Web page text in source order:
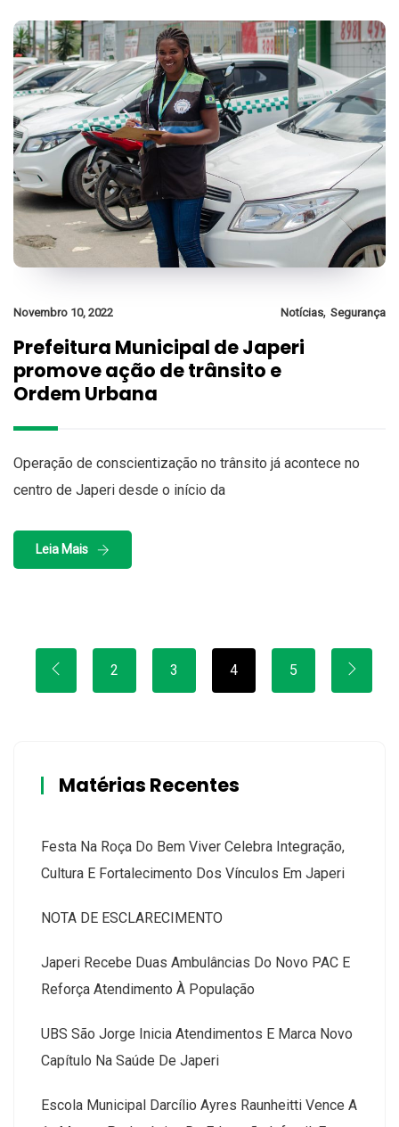
Novembro 10, 2022 Notícias, Segurança
Prefeitura Municipal de Japeri
promove ação de trânsito e
Ordem Urbana
Operação de conscientização no trânsito já acontece no
centro de Japeri desde o início da
Leia Mais
2 3 4 5
Matérias Recentes
Festa Na Roça Do Bem Viver Celebra Integração,
Cultura E Fortalecimento Dos Vínculos Em Japeri
NOTA DE ESCLARECIMENTO
Japeri Recebe Duas Ambulâncias Do Novo PAC E
Reforça Atendimento À População
UBS São Jorge Inicia Atendimentos E Marca Novo
Capítulo Na Saúde De Japeri
Escola Municipal Darcílio Ayres Raunheitti Vence A